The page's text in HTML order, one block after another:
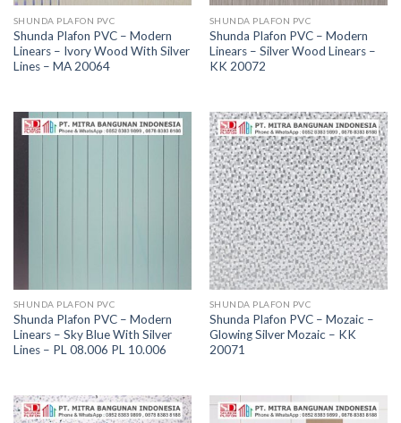
SHUNDA PLAFON PVC
Shunda Plafon PVC – Modern
Linears – Ivory Wood With Silver
Lines – MA 20064
SHUNDA PLAFON PVC
Shunda Plafon PVC – Modern
Linears – Silver Wood Linears –
KK 20072
SHUNDA PLAFON PVC
Shunda Plafon PVC – Modern
Linears – Sky Blue With Silver
Lines – PL 08.006 PL 10.006
SHUNDA PLAFON PVC
Shunda Plafon PVC – Mozaic –
Glowing Silver Mozaic – KK
20071